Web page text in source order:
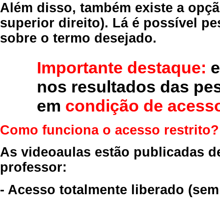
Além disso, também existe a
superior direito). Lá é possível
sobre o termo desejado.
Importante destaque:
nos resultados das
em condição de
Como funciona o acesso restrito?
As videoaulas estão publicadas
professor:
- Acesso totalmente liberado